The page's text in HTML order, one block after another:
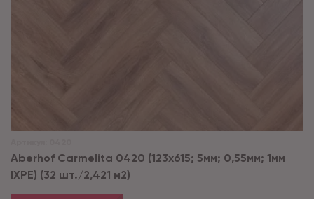
Aberhof Carmelita 0420 (123x615; 5мм; 0,55мм; 1мм
IXPE) (32 шт./2,421 м2)